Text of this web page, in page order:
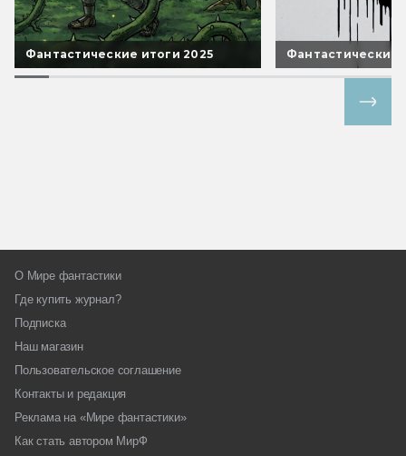
Фантастические итоги 2025 Фантастические
О Мире фантастики
Где купить журнал?
Подписка
Наш магазин
Пользовательское соглашение
Контакты и редакция
Реклама на «Мире фантастики»
Как стать автором МирФ